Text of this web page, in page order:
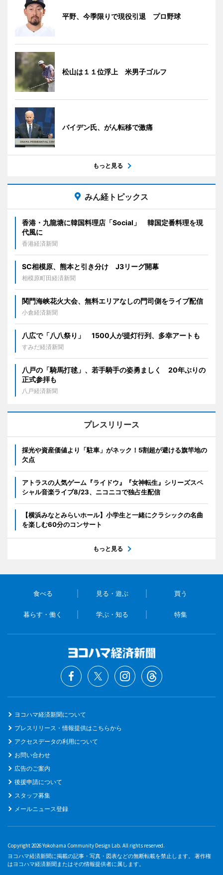
平野、今季限りで現役引退 プロ野球
松山は１１位浮上 米男子ゴルフ
バイデン氏、がん転移で激痛
もっと見る
みん経トピックス
香港・九龍塘に韓国料理店「Social」 韓国定番料理を現
代風に
香港経済新聞
SC相模原、熊本と引き分け J3リーグ開幕
相模原町田経済新聞
関門海峡花火大会、無料エリアなしの門司側をライブ配信
小倉経済新聞
八広で「八八祭り」 1500人が提灯行列、多幸アートも
すみだ経済新聞
八戸の「騎馬打毬」、若手騎手の姿勇ましく 20年ぶりの
正式参拝も
八戸経済新聞
プレスリリース
採光や資産価値より「駐車」がネック！5割超が避ける旗竿地の
欠点
アトラスの人気ゲーム『ライドウ』『女神転生』シリーズスペ
シャル音楽ライブ8/23、ニコニコで独占生配信
【横浜みなとみらいホール】小学生と一緒にクラシックの名曲
を楽しむ60分のコンサート
もっと見る
食べる 見る・遊ぶ 買う
暮らす・働く 学ぶ・知る 特集
ヨコハマ経済新聞について
プレスリリース・情報提供はこちらから
アクセスデータの利用について
お問い合わせ
広告のご案内
後援申請について
スタッフ募集
メールニュース登録
Copyright 2026 Yokohama Community Design Lab. All rights reserved.
ヨコハマ経済新聞に掲載の記事・写真・図表などの無断転載を禁止します。 著作権
はヨコハマ経済新聞またはその情報提供者に属します。